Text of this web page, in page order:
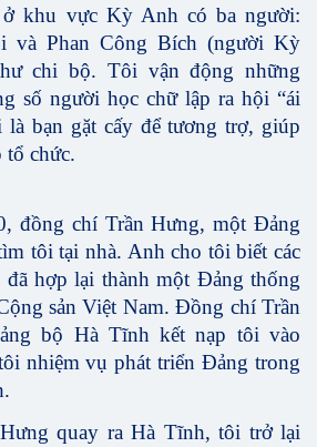
khu vực Kỳ Anh có ba người:
và Phan Công Bích (người Kỳ
chi bộ. Tôi vận động những
số người học chữ lập ra hội “ái
là bạn gặt cấy để tương trợ, giúp
tổ chức.
đồng chí Trần Hưng, một Đảng
tôi tại nhà. Anh cho tôi biết các
đã hợp lại thành một Đảng thống
sản Việt Nam. Đồng chí Trần
bộ Hà Tĩnh kết nạp tôi vào
nhiệm vụ phát triển Đảng trong
quay ra Hà Tĩnh, tôi trở lại